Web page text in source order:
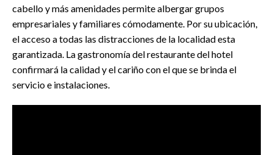
cabello y más amenidades permite albergar grupos
empresariales y familiares cómodamente. Por su ubicación,
el acceso a todas las distracciones de la localidad esta
garantizada. La gastronomía del restaurante del hotel
confirmará la calidad y el cariño con el que se brinda el
servicio e instalaciones.